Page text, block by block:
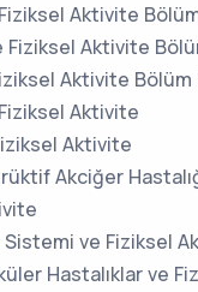
Aktivite
Fiziksel Aktivite
Aktivite Bölüm
Aktivite
Aktivite
Akciğer
ve Fiziksel
Hastalıklar ve